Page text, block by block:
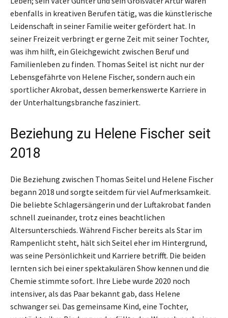
ebenfalls in kreativen Berufen tätig, was die künstlerische
Leidenschaft in seiner Familie weiter gefördert hat. In
seiner Freizeit verbringt er gerne Zeit mit seiner Tochter,
was ihm hilft, ein Gleichgewicht zwischen Beruf und
Familienleben zu finden. Thomas Seitel ist nicht nur der
Lebensgefährte von Helene Fischer, sondern auch ein
sportlicher Akrobat, dessen bemerkenswerte Karriere in
der Unterhaltungsbranche fasziniert.
Beziehung zu Helene Fischer seit
2018
Die Beziehung zwischen Thomas Seitel und Helene Fischer
begann 2018 und sorgte seitdem für viel Aufmerksamkeit.
Die beliebte Schlagersängerin und der Luftakrobat fanden
schnell zueinander, trotz eines beachtlichen
Altersunterschieds. Während Fischer bereits als Star im
Rampenlicht steht, hält sich Seitel eher im Hintergrund,
was seine Persönlichkeit und Karriere betrifft. Die beiden
lernten sich bei einer spektakulären Show kennen und die
Chemie stimmte sofort. Ihre Liebe wurde 2020 noch
intensiver, als das Paar bekannt gab, dass Helene
schwanger sei. Das gemeinsame Kind, eine Tochter,